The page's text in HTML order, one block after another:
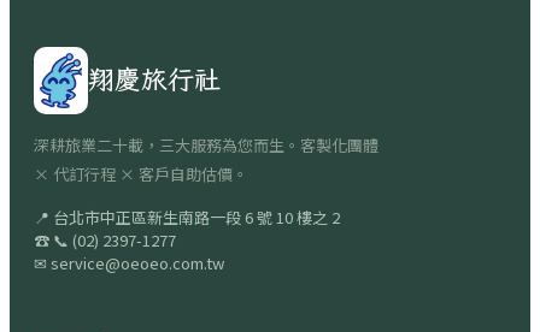
翔慶旅行社
深耕旅業二十載，三大服務為您而生。客製化團體
× 代訂行程 × 客戶自助估價。
📍 台北市中正區新生南路一段 6 號 10 樓之 2
☎ 📞 (02) 2397-1277
✉ service@oeoeo.com.tw